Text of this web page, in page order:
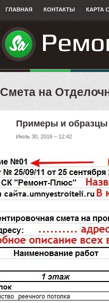
ГЛАВНАЯ КОНТАКТЫ КАРТА
Смета на
Примеры и образцы
Июль 30, 2016 – 12:42